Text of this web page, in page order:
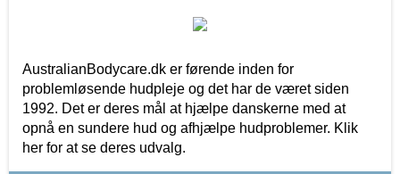
AustralianBodycare.dk er førende inden for
problemløsende hudpleje og det har de været siden
1992. Det er deres mål at hjælpe danskerne med at
opnå en sundere hud og afhjælpe hudproblemer. Klik
her for at se deres udvalg.